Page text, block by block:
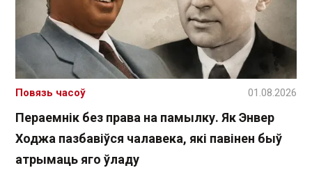
Пераемнік без права на памылку. Як Энвер
Ходжа пазбавіўся чалавека, які павінен быў
атрымаць яго ўладу
Повязь часоў 01.08.2026